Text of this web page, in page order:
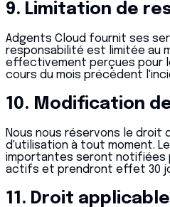
9. Limitation de
Adgents Cloud fournit ses
responsabilité est limitée au
effectivement perçues pour
cours du mois précédent
10. Modification
Nous nous réservons le droit
d'utilisation à tout moment.
importantes seront notifiées
actifs et prendront effet 30
11. Droit